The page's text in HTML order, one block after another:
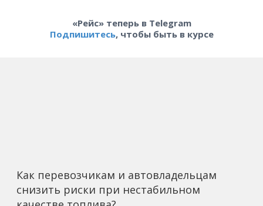
«Рейс» теперь в Telegram
Подпишитесь, чтобы быть в курсе
Как перевозчикам и автовладельцам
снизить риски при нестабильном